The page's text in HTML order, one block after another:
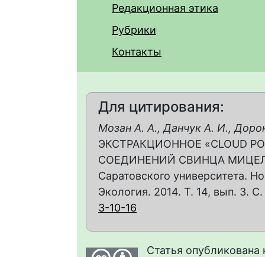
Редакционная этика
Рубрики
Контакты
Для цитирования:
Мозан А. А., Данчук А. И.,
ЭКСТРАКЦИОННОЕ «CLOUD
СОЕДИНЕНИЙ СВИНЦА
Саратовского университета.
Экология. 2014. Т. 14, вып. 3.
3-10-16
Статья